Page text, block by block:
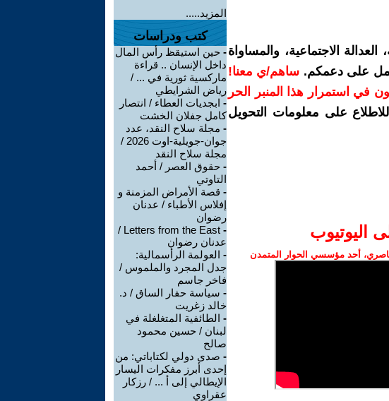
الاجتماعية، والمساواة
على دعمكم. ساهم/ي معنا!
في استمرار هذا المنبر الحر
للاطلاع على معلومات التحويل
اليوتيوب
أحد مؤسسي الحوار المتمدن
المزيد.....
كتب ودراسات
- حين استيقظ رأس المال
داخل الإنسان .. قراءة
ماركسية ثورية في ... /
رياض الشرايطي
- ابجديات العطاء / انتصار
كامل جفلان الخشت
- مجلة سلاح النقد، عدد
جوان-جويلية-اوت 2026 /
مجلة سلاح النقد
- حقوق العصر / أحمد
التاوتي
- قصة الأمراض المزمنة و
إفلاس الأطباء / عدنان
رضوان
-
Letters from the East /
عدنان رضوان
- العولمة الرأسمالية:
جدل المجرد والملموس /
فاخر جاسم
- سياسة حفار الساق / د.
خالد زغريت
- الطائفية المتغلغلة في
لبنان / حسين محمود
صالح
- صدى دولي لكتاباتي: من
إحدى أبرز مفكرات اليسار
الإيطالي إلى أ ... / رزكار
عقراوي